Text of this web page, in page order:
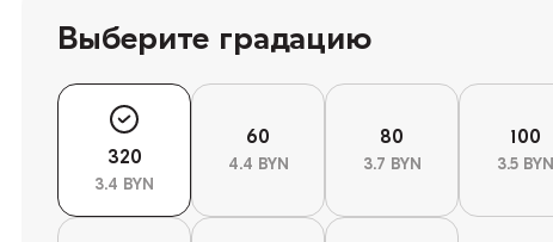
Выберите градацию
320
3.4 BYN
60
4.4 BYN
80
3.7 BYN
100
3.5 BYN